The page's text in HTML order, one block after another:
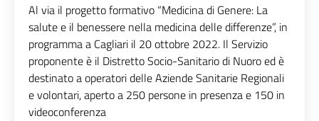
Al via il progetto formativo “Medicina di Genere: La
salute e il benessere nella medicina delle differenze”, in
programma a Cagliari il 20 ottobre 2022. Il Servizio
proponente è il Distretto Socio-Sanitario di Nuoro ed è
destinato a operatori delle Aziende Sanitarie Regionali
e volontari, aperto a 250 persone in presenza e 150 in
videoconferenza